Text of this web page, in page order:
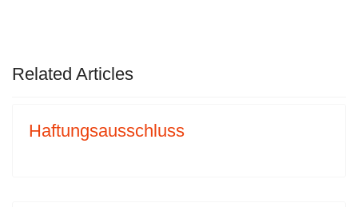
Related Articles
Haftungsausschluss